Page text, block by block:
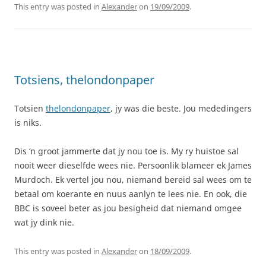
This entry was posted in Alexanderon 19/09/2009.
Totsiens, thelondonpaper
Totsien thelondonpaper, jy was die beste. Jou mededingers
is niks.
Dis ‘n groot jammerte dat jy nou toe is. My ry huistoe sal
nooit weer dieselfde wees nie. Persoonlik blameer ek James
Murdoch. Ek vertel jou nou, niemand bereid sal wees om te
betaal om koerante en nuus aanlyn te lees nie. En ook, die
BBC is soveel beter as jou besigheid dat niemand omgee
wat jy dink nie.
This entry was posted in Alexanderon 18/09/2009.